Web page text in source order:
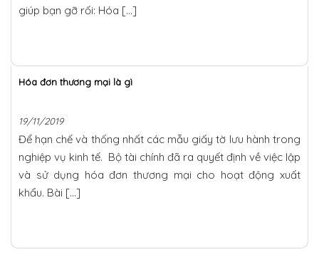
giúp bạn gỡ rối: Hóa […]
Hóa đơn thương mại là gì
19/11/2019
Để hạn chế và thống nhất các mẫu giấy tờ lưu hành trong
nghiệp vụ kinh tế. Bộ tài chính đã ra quyết định về việc lập
và sử dụng hóa đơn thương mại cho hoạt động xuất
khẩu. Bài […]